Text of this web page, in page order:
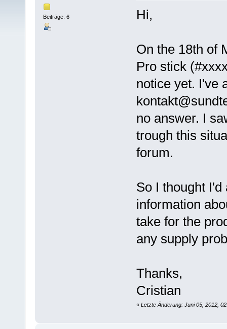
Beiträge: 6 Hi,
On the 18th of
Pro stick
notice yet. I've
no answer. I
trough this
forum.
So I thought
information
take for the
any supply
Thanks,
Cristian
« Letzte Änderung: Juni 05, 2012,